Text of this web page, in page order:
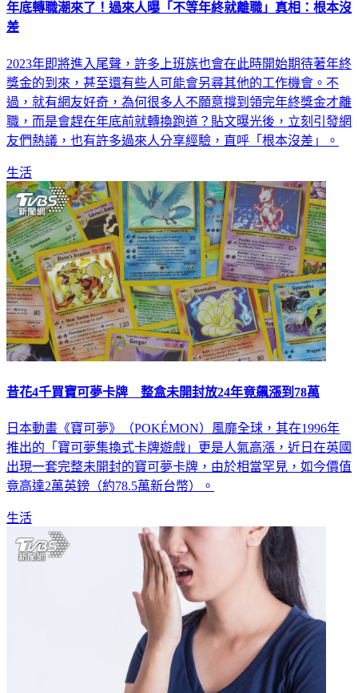
年底轉職潮來了！過來人曝「不等年終就離職」真相：根本沒
差
2023年即將進入尾聲，許多上班族也會在此時開始期待著年終
獎金的到來，甚至還有些人可能會另尋其他的工作機會。不
過，就有網友好奇，為何很多人不願意撐到領完年終獎金才離
職，而是會趕在年底前就轉換跑道？貼文曝光後，立刻引發網
友們熱議，也有許多過來人分享經驗，直呼「根本沒差」。
生活
昔花4千買寶可夢卡牌 整盒未開封放24年竟飆漲到78萬
日本動畫《寶可夢》（POKÉMON）風靡全球，其在1996年
推出的「寶可夢集換式卡牌遊戲」更是人氣高漲，近日在英國
出現一套完整未開封的寶可夢卡牌，由於相當罕見，如今價值
竟高達2萬英鎊（約78.5萬新台幣）。
生活